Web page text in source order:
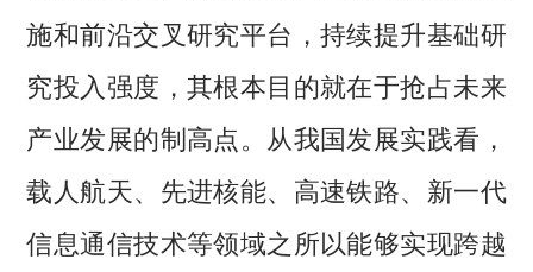
施和前沿交叉研究平台，持续提升基础研
究投入强度，其根本目的就在于抢占未来
产业发展的制高点。从我国发展实践看，
载人航天、先进核能、高速铁路、新一代
信息通信技术等领域之所以能够实现跨越